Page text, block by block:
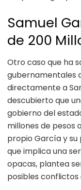
Samuel
de 200
Otro caso que ha
gubernamentales
directamente a
descubierto que
gobierno del
millones de pesos
propio García y su
que implica una
opacas, plantea
posibles conflictos